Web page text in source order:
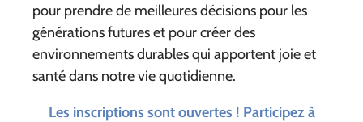
pour prendre de meilleures décisions pour les
générations futures et pour créer des
environnements durables qui apportent joie et
santé dans notre vie quotidienne.
Les inscriptions sont ouvertes ! Participez à